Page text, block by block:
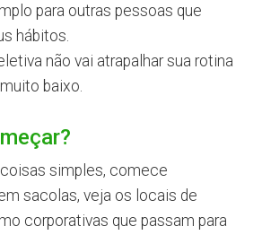
para outras pessoas que
hábitos.
não vai atrapalhar sua rotina
baixo.
simples, comece
sacolas, veja os locais de
corporativas que passam para